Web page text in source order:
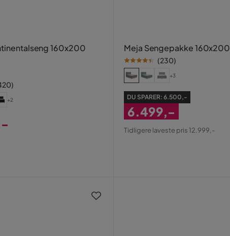
160x200
)
+2
Meja Sengepakke 160x200
(230)
+3
DU SPARER: 6.500,-
Nedsat
6.499,-
Tidligere laveste pris 12.999,-